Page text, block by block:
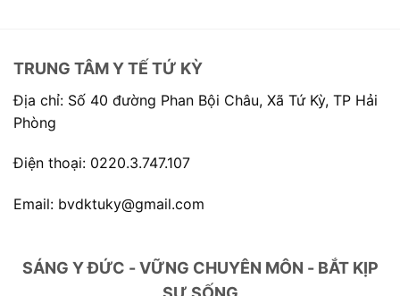
TRUNG TÂM Y TẾ TỨ KỲ
Địa chỉ: Số 40 đường Phan Bội Châu, Xã Tứ Kỳ, TP Hải
Phòng
Điện thoại: 0220.3.747.107
Email: bvdktuky@gmail.com
SÁNG Y ĐỨC - VỮNG CHUYÊN MÔN - BẮT KỊP